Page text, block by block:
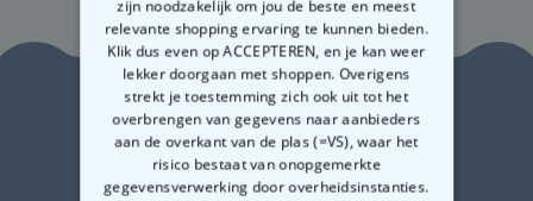
In winkelwagentje
zijn noodzakelijk om jou de beste en meest
relevante shopping ervaring te kunnen bieden.
Klik dus even op ACCEPTEREN, en je kan weer
lekker doorgaan met shoppen. Overigens
strekt je toestemming zich ook uit tot het
overbrengen van gegevens naar aanbieders
aan de overkant van de plas (=VS), waar het
risico bestaat van onopgemerkte
gegevensverwerking door overheidsinstanties.
Zin in
10% korting?